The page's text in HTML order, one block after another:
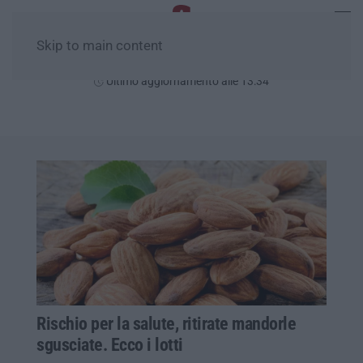
Skip to main content
Ultimo aggiornamento alle 13:34
Rischio per la salute, ritirate mandorle
sgusciate. Ecco i lotti